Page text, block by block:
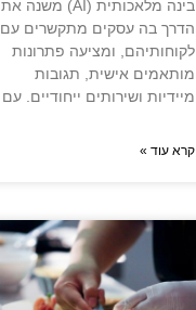
בינה מלאכותית (AI) משנה את
הדרך בה עסקים מתקשרים עם
לקוחותיהם, ומציעה פתרונות
מותאמים אישית, תגובות
מיידיות ושירותים ייחודיים. עם
קרא עוד »